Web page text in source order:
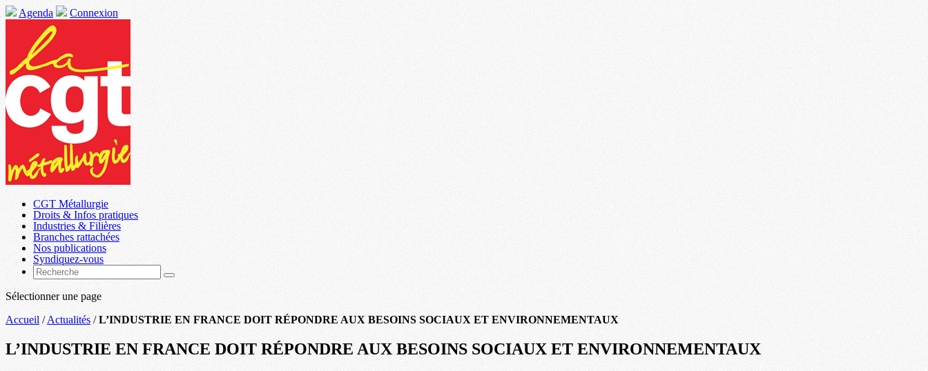
Agenda Connexion
CGT Métallurgie
Droits & Infos pratiques
Industries & Filières
Branches rattachées
Nos publications
Syndiquez-vous
Sélectionner une page
Accueil /Actualités /L’INDUSTRIE EN FRANCE DOIT RÉPONDRE AUX BESOINS SOCIAUX ET ENVIRONNEMENTAUX
L’INDUSTRIE EN FRANCE DOIT RÉPONDRE AUX BESOINS SOCIAUX ET ENVIRONNEMENTAUX